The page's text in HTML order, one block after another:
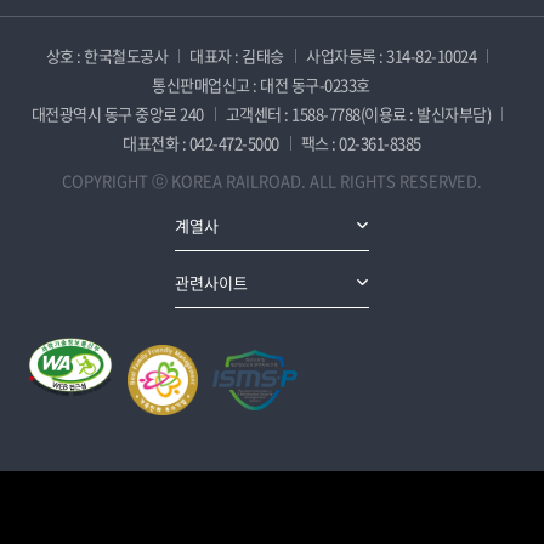
상호 : 한국철도공사 대표자 : 김태승
사업자등록 : 314-82-10024
통신판매업신고 : 대전 동구-0233호
대전광역시 동구 중앙로 240
고객센터 : 1588-7788(이용료 : 발신자부담)
대표전화 : 042-472-5000
팩스 : 02-361-8385
COPYRIGHT ⓒ KOREA RAILROAD. ALL RIGHTS RESERVED.
계열사
관련사이트